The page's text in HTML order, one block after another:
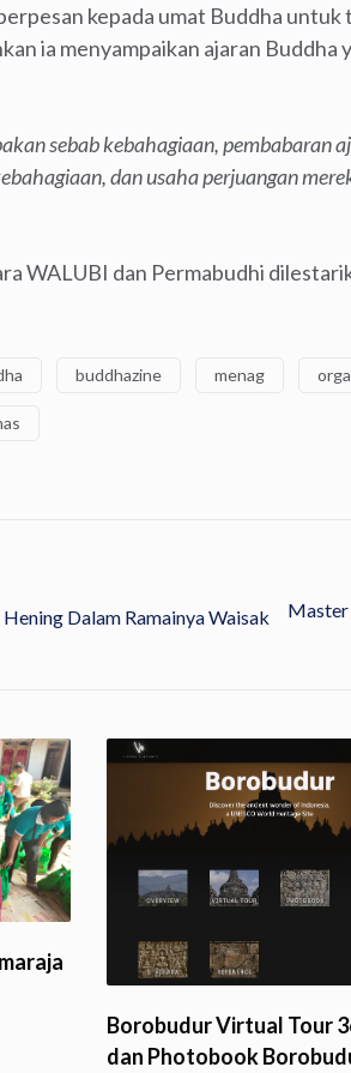
kepada umat Buddha
ia menyampaikan ajaran
sebab kebahagiaan, pembabaran
dan usaha perjuangan
WALUBI dan Permabudhi
buddhazine menag
Dalam Ramainya Waisak
Master
VR,
Cerita Anak-anak di
Tendaun…